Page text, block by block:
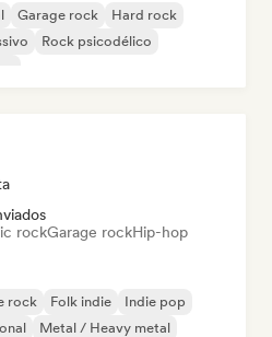
Garage rock
Hard rock
Rock psicodélico
rockGarage rockHip-hop
rock Folk indie
Indie pop
Metal / Heavy metal